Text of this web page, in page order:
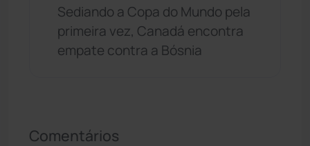
Sediando a Copa do Mundo pela
primeira vez, Canadá encontra
empate contra a Bósnia
Comentários